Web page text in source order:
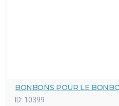
BONBONS POUR LE
ID: 10399